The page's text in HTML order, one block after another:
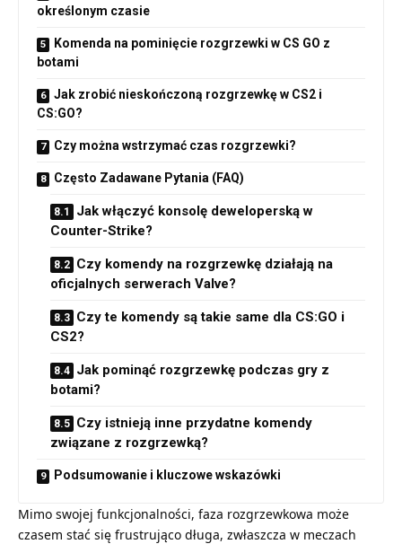
określonym czasie
Komenda na pominięcie rozgrzewki w CS GO z
botami
Jak zrobić nieskończoną rozgrzewkę w CS2 i
CS:GO?
Czy można wstrzymać czas rozgrzewki?
Często Zadawane Pytania (FAQ)
Jak włączyć konsolę deweloperską w
Counter-Strike?
Czy komendy na rozgrzewkę działają na
oficjalnych serwerach Valve?
Czy te komendy są takie same dla CS:GO i
CS2?
Jak pominąć rozgrzewkę podczas gry z
botami?
Czy istnieją inne przydatne komendy
związane z rozgrzewką?
Podsumowanie i kluczowe wskazówki
Mimo swojej funkcjonalności, faza rozgrzewkowa może
czasem stać się frustrująco długa, zwłaszcza w meczach